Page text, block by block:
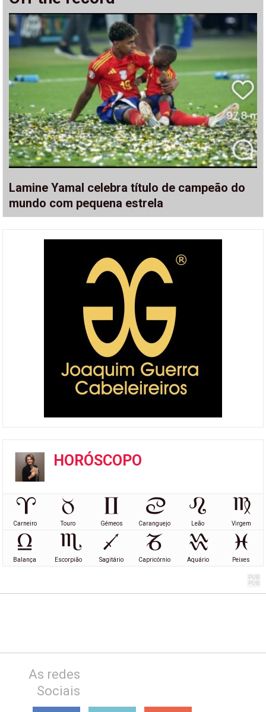
Lamine Yamal celebra título de campeão do
mundo com pequena estrela
HORÓSCOPO
Carneiro Touro Gémeos Caranguejo Leão Virgem
Balança Escorpião Sagitário Capricórnio Aquário Peixes
As redes
Sociais